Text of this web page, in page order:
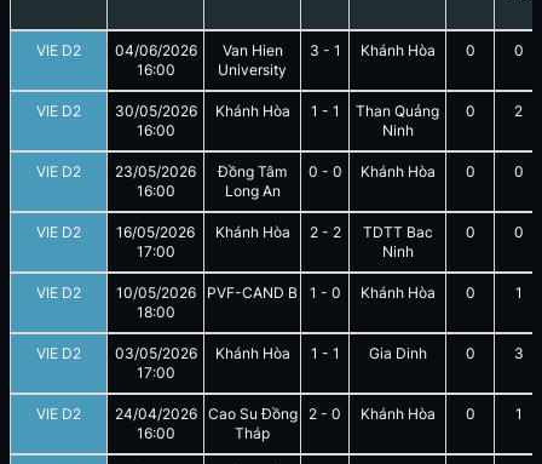
VIE D2
04/06/2026
16:00
Van Hien
University
3 - 1 Khánh Hòa 0 0
VIE D2
30/05/2026
16:00
Khánh Hòa 1 - 1
Than Quảng
Ninh
0 2
VIE D2
23/05/2026
16:00
Đồng Tâm
Long An
0 - 0 Khánh Hòa 0 0
VIE D2
16/05/2026
17:00
Khánh Hòa 2- 2
TDTT Bac
Ninh
0 0
VIE D2
10/05/2026
18:00
PVF-CAND B 1 - 0 Khánh Hòa 0 1
VIE D2
03/05/2026
17:00
Khánh Hòa 1 - 1 Gia Dinh 0 3
VIE D2
24/04/2026
16:00
Cao Su Đồng
Tháp
2 - 0 Khánh Hòa 0 1